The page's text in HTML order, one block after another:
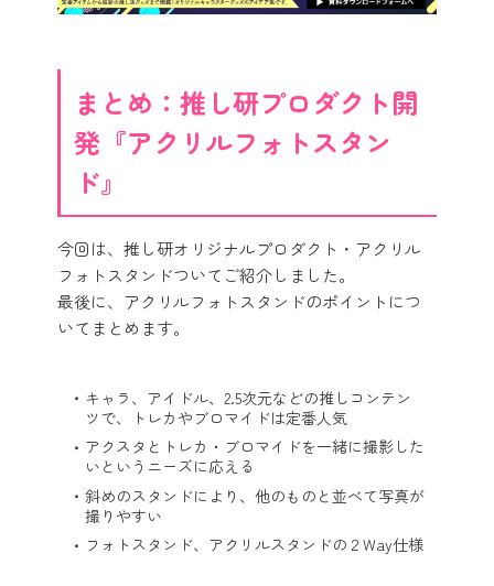
まとめ：推し研プロダクト開
発『アクリルフォトスタン
ド』
今回は、推し研オリジナルプロダクト・アクリル
フォトスタンドついてご紹介しました。
最後に、アクリルフォトスタンドのポイントにつ
いてまとめます。
キャラ、アイドル、2.5次元などの推しコンテン
ツで、トレカやブロマイドは定番人気
アクスタとトレカ・ブロマイドを一緒に撮影した
いというニーズに応える
斜めのスタンドにより、他のものと並べて写真が
撮りやすい
フォトスタンド、アクリルスタンドの２Way仕様